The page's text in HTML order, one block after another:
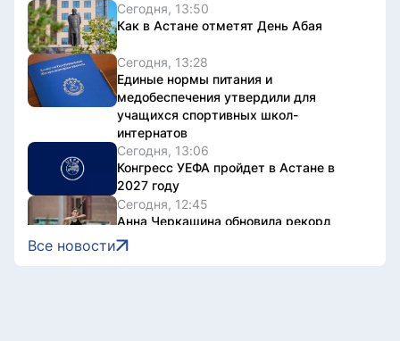
Сегодня, 13:50
Как в Астане отметят День Абая
Сегодня, 13:28
Единые нормы питания и
медобеспечения утвердили для
учащихся спортивных школ-
интернатов
Сегодня, 13:06
Конгресс УЕФА пройдет в Астане в
2027 году
Сегодня, 12:45
Анна Черкашина обновила рекорд
Казахстана и вышла в финал
юниорского ЧМ
Все новости